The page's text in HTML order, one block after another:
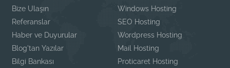
Bize Ulaşın
Referanslar
Haber ve Duyurular
Blog'tan Yazılar
Bilgi Bankası
Windows Hosting
SEO Hosting
Wordpress Hosting
Mail Hosting
Proticaret Hosting